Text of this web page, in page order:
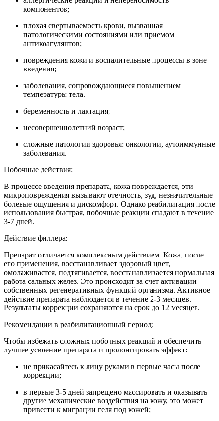
компонентов;
плохая свертываемость крови, вызванная
патологическими состояниями или приемом
антикоагулянтов;
повреждения кожи и воспалительные процессы в зоне
введения;
заболевания, сопровождающиеся повышением
температуры тела.
беременность и лактация;
несовершеннолетний возраст;
сложные патологии здоровья: онкологии, аутоиммунные
заболевания.
Побочные действия:
В процессе введения препарата, кожа повреждается, эти
микроповреждения вызывают отечность, зуд, незначительные
болевые ощущения и дискомфорт. Однако реабилитация после
использования быстрая, побочные реакции спадают в течение
3-7 дней.
Действие филлера:
Препарат отличается комплексным действием. Кожа, после
его применения, восстанавливает здоровый цвет,
омолаживается, подтягивается, восстанавливается нормальная
работа сальных желез. Это происходит за счет активации
собственных регенеративных функций организма. Активное
действие препарата наблюдается в течение 2-3 месяцев.
Результаты коррекции сохраняются на срок до 12 месяцев.
Рекомендации в реабилитационный период:
Чтобы избежать сложных побочных реакций и обеспечить
лучшее усвоение препарата и пролонгировать эффект:
не прикасайтесь к лицу руками в первые часы после
коррекции;
в первые 3-5 дней запрещено массировать и оказывать
другие механические воздействия на кожу, это может
привести к миграции геля под кожей;